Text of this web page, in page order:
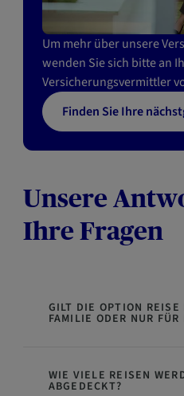
Um mehr über unsere
wenden Sie sich bitte an
Versicherungsvermittler
Finden Sie Ihre
Unsere
Ihre Fragen
GILT DIE OPTION REISE
FAMILIE ODER NUR FÜR
WIE VIELE REISEN
ABGEDECKT?